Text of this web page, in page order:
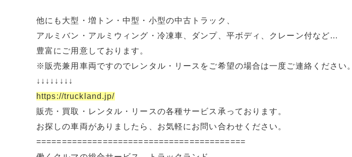
他にも大型・増トン・中型・小型の中古トラック、
アルミバン・アルミウィング・冷凍車、ダンプ、平ボディ、クレーン付など…
豊富にご用意しております。
※販売兼用車両ですのでレンタル・リースをご希望の場合は一度ご連絡ください。
↓↓↓↓↓↓↓↓
https://truckland.jp/
販売・買取・レンタル・リースの各種サービス承っております。
お探しの車両がありましたら、お気軽にお問い合わせください。
=========================================